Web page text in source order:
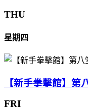
THU
星期四
【新手拳擊館】第
FRI